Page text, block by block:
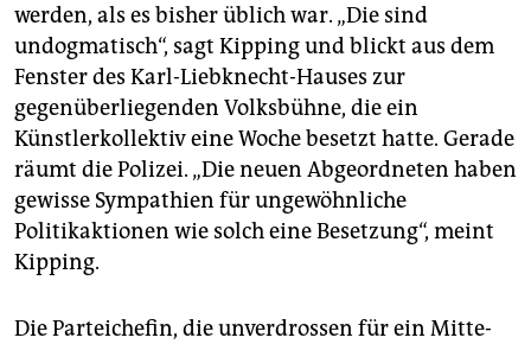
werden, als es bisher üblich war. „Die sind
undogmatisch“, sagt Kipping und blickt aus dem
Fenster des Karl-Liebknecht-Hauses zur
gegenüberliegenden Volksbühne, die ein
Künstlerkollektiv eine Woche besetzt hatte. Gerade
räumt die Polizei. „Die neuen Abgeordneten haben
gewisse Sympathien für ungewöhnliche
Politikaktionen wie solch eine Besetzung“, meint
Kipping.
Die Parteichefin, die unverdrossen für ein Mitte-